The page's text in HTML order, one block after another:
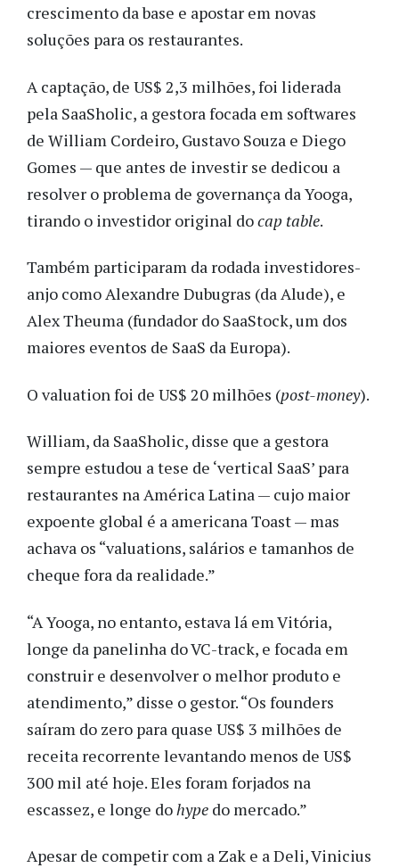
crescimento da base e apostar em novas
soluções para os restaurantes.
A captação, de US$ 2,3 milhões, foi liderada
pela SaaSholic, a gestora focada em softwares
de William Cordeiro, Gustavo Souza e Diego
Gomes — que antes de investir se dedicou a
resolver o problema de governança da Yooga,
tirando o investidor original docap table.
Também participaram da rodada investidores-
anjo comoAlexandre Dubugras (da Alude), e
Alex Theuma (fundador do SaaStock, um dos
maiores eventos de SaaS da Europa).
O valuation foi de US$ 20 milhões (post-money).
William, da SaaSholic, disse que a gestora
sempre estudou a tese de ‘vertical SaaS’ para
restaurantes na América Latina — cujo maior
expoente global é a americana Toast — mas
achava os “valuations, salários e tamanhos de
cheque fora da realidade.”
“A Yooga, no entanto, estava lá em Vitória,
longe da panelinha do VC-track, e focada em
construir e desenvolver o melhor produto e
atendimento,” disse o gestor. “Os founders
saíram do zero para quase US$ 3 milhões de
receita recorrente levantando menos de US$
300 mil até hoje. Eles foram forjados na
escassez, e longe dohype do mercado.”
Apesar de competir com a Zak e a Deli, Vinicius